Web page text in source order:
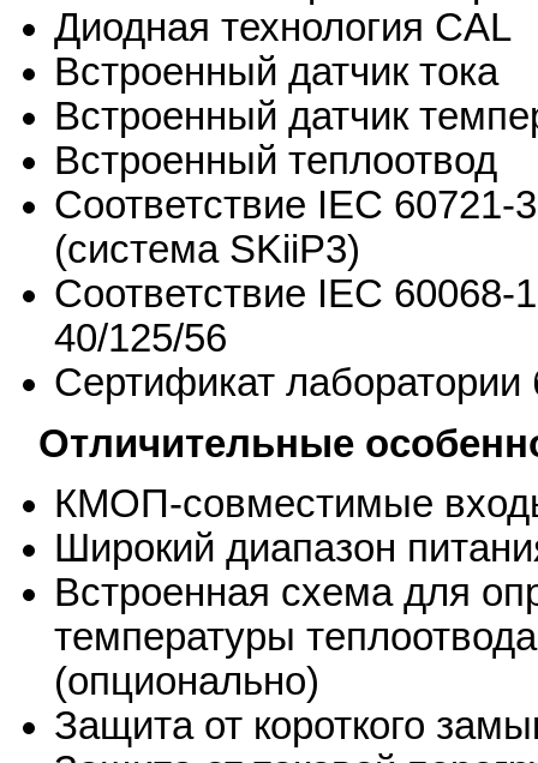
Диодная технология CAL
Встроенный датчик тока
Встроенный датчик
Встроенный теплоотвод
Соответствие IEC 60721-
(система SKiiP3)
Соответствие IEC 60068-
40/125/56
Сертификат лаборатории
Отличительные
КМОП-совместимые
Широкий диапазон
Встроенная схема для
температуры
(опционально)
Защита от короткого